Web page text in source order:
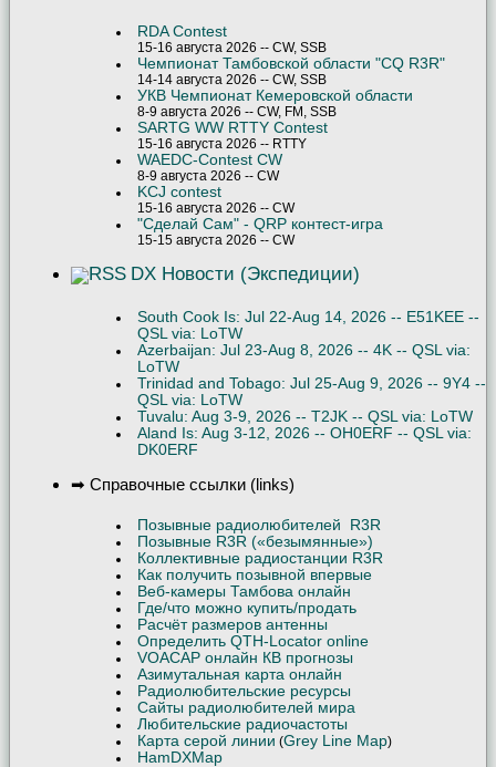
RDA Contest
15-16 августа 2026 -- CW, SSB
Чемпионат Тамбовской области "CQ R3R"
14-14 августа 2026 -- CW, SSB
УКВ Чемпионат Кемеровской области
8-9 августа 2026 -- CW, FM, SSB
SARTG WW RTTY Contest
15-16 августа 2026 -- RTTY
WAEDC-Contest CW
8-9 августа 2026 -- CW
KCJ contest
15-16 августа 2026 -- CW
"Сделай Сам" - QRP контест-игра
15-15 августа 2026 -- CW
DX Новости (Экспедиции)
South Cook Is: Jul 22-Aug 14, 2026 -- E51KEE --
QSL via: LoTW
Azerbaijan: Jul 23-Aug 8, 2026 -- 4K -- QSL via:
LoTW
Trinidad and Tobago: Jul 25-Aug 9, 2026 -- 9Y4 --
QSL via: LoTW
Tuvalu: Aug 3-9, 2026 -- T2JK -- QSL via: LoTW
Aland Is: Aug 3-12, 2026 -- OH0ERF -- QSL via:
DK0ERF
➡ Справочные ссылки (links)
Позывные радиолюбителей R3R
Позывные R3R («безымянные»)
Коллективные радиостанции R3R
Как получить позывной впервые
Веб-камеры Тамбова онлайн
Где/что можно купить/продать
Расчёт размеров антенны
Определить QTH-Locator online
VOACAP онлайн КВ прогнозы
Азимутальная карта онлайн
Радиолюбительские ресурсы
Сайты радиолюбителей мира
Любительские радиочастоты
Карта серой линии (Grey Line Map)
HamDXMap